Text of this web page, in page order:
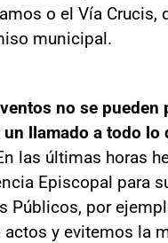
o el Vía Crucis,
municipal.
no se pueden
llamado a todo lo
las últimas horas
Episcopal para
Públicos, por
y evitemos la